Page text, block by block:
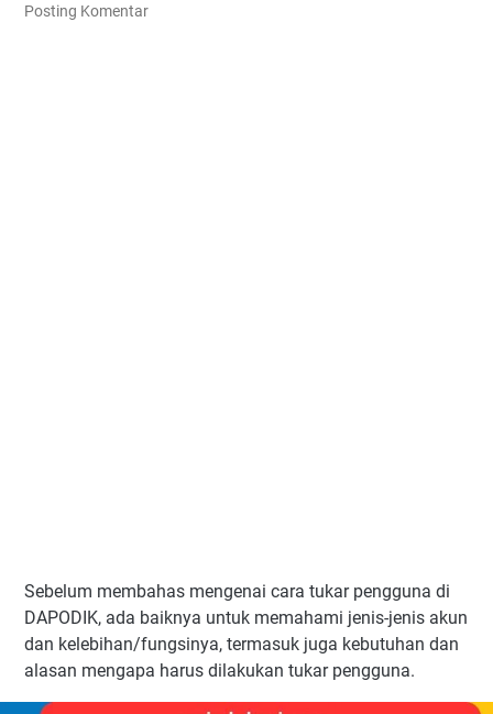
Posting Komentar
Sebelum membahas mengenai cara tukar pengguna di
DAPODIK, ada baiknya untuk memahami jenis-jenis akun
dan kelebihan/fungsinya, termasuk juga kebutuhan dan
alasan mengapa harus dilakukan tukar pengguna.